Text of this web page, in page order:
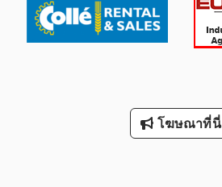
โฆษณาที่นี่